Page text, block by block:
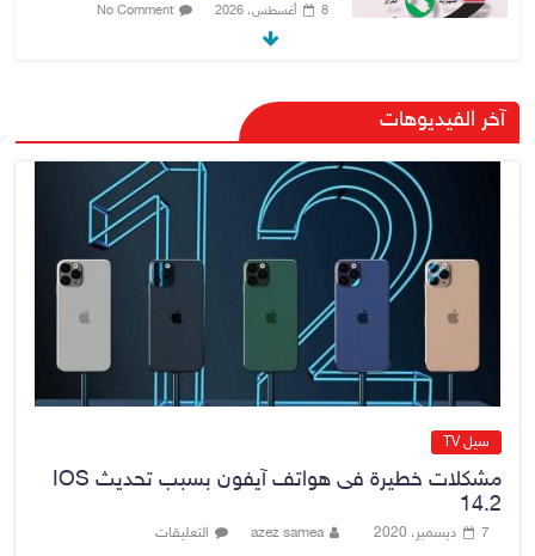
8 أغسطس، 2026 No Comment
رئيس حكومة إقليم كردستان مسرور
بارزاني ينفي ما يشاع عن وجود
عسكري أمريكي في بعض قواعد
الإقليم
8 أغسطس، 2026 No Comment
الدخيل يتابع ميدانياً سير العمل في
المشاريع الاستراتيجية بالموصل
ويشدد على ضرورة إنجازها
آخر الفيديوهات
سيل TV
مشكلات خطيرة فى هواتف آيفون بسبب تحديث IOS
14.2
7 ديسمبر، 2020 azez samea التعليقات